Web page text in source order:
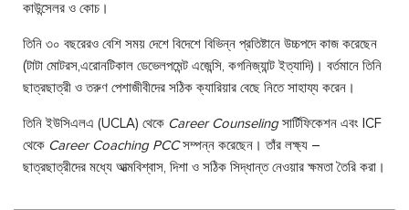
কাউন্সেলর ও কোচ।
তিনি ৩০ বছরেরও বেশি সময় দেশে বিদেশে বিভিন্ন প্রতিষ্টানে উচ্চপদে কাজ করেছেন
(টাটা মোটরস,এরোনটিকাল ডেভেলপমেন্ট এজেন্সি, কগনিজ্যান্ট ইত্যাদি)। বর্তমানে তিনি
ছাত্রছাত্রী ও তরুণ পেশাজীবীদের সঠিক ক্যারিয়ার বেছে নিতে সাহায্য করেন।
তিনি ইউসিএলএ (UCLA) থেকে Career Counselingসার্টিফিকেশন এবং ICF
থেকে Career Coaching PCCসম্পন্ন করেছেন। তাঁর লক্ষ্য –
ছাত্রছাত্রীদের মধ্যে আত্মবিশ্বাস, দিশা ও সঠিক সিদ্ধান্ত নেওয়ার ক্ষমতা তৈরি করা।